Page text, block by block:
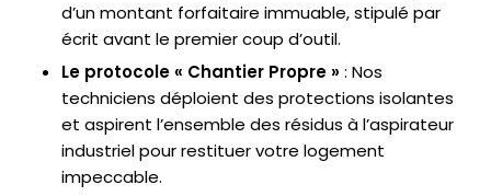
d’un montant forfaitaire immuable, stipulé par
écrit avant le premier coup d’outil.
Le protocole « Chantier Propre » : Nos
techniciens déploient des protections isolantes
et aspirent l’ensemble des résidus à l’aspirateur
industriel pour restituer votre logement
impeccable.